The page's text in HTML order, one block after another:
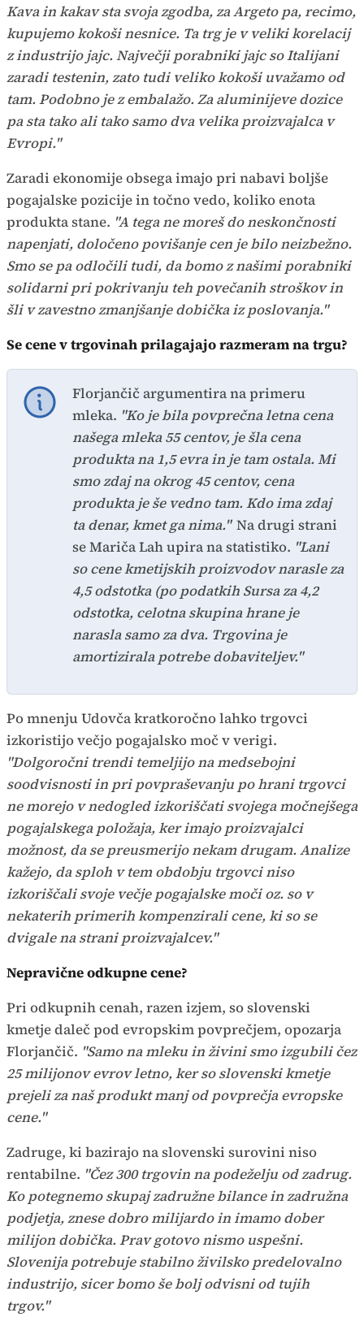
Kava in kakav sta svoja zgodba, za Argeto pa, recimo,
kupujemo kokoši nesnice. Ta trg je v veliki korelacij
z industrijo jajc. Največji porabniki jajc so Italijani
zaradi testenin, zato tudi veliko kokoši uvažamo od
tam. Podobno je z embalažo. Za aluminijeve dozice
pa sta tako ali tako samo dva velika proizvajalca v
Evropi."
Zaradi ekonomije obsega imajo pri nabavi boljše
pogajalske pozicije in točno vedo, koliko enota
produkta stane. "A tega ne moreš do neskončnosti
napenjati, določeno povišanje cen je bilo neizbežno.
Smo se pa odločili tudi, da bomo z našimi porabniki
solidarni pri pokrivanju teh povečanih stroškov in
šli v zavestno zmanjšanje dobička iz poslovanja."
Se cene v trgovinah prilagajajo razmeram na trgu?
Florjančič argumentira na primeru
mleka. "Ko je bila povprečna letna cena
našega mleka 55 centov, je šla cena
produkta na 1,5 evra in je tam ostala. Mi
smo zdaj na okrog 45 centov, cena
produkta je še vedno tam. Kdo ima zdaj
ta denar, kmet ga nima." Na drugi strani
se Mariča Lah upira na statistiko. "Lani
so cene kmetijskih proizvodov narasle za
4,5 odstotka (po podatkih Sursa za 4,2
odstotka, celotna skupina hrane je
narasla samo za dva. Trgovina je
amortizirala potrebe dobaviteljev."
Po mnenju Udovča kratkoročno lahko trgovci
izkoristijo večjo pogajalsko moč v verigi.
"Dolgoročni trendi temeljijo na medsebojni
soodvisnosti in pri povpraševanju po hrani trgovci
ne morejo v nedogled izkoriščati svojega močnejšega
pogajalskega položaja, ker imajo proizvajalci
možnost, da se preusmerijo nekam drugam. Analize
kažejo, da sploh v tem obdobju trgovci niso
izkoriščali svoje večje pogajalske moči oz. so v
nekaterih primerih kompenzirali cene, ki so se
dvigale na strani proizvajalcev."
Nepravične odkupne cene?
Pri odkupnih cenah, razen izjem, so slovenski
kmetje daleč pod evropskim povprečjem, opozarja
Florjančič. "Samo na mleku in živini smo izgubili čez
25 milijonov evrov letno, ker so slovenski kmetje
prejeli za naš produkt manj od povprečja evropske
cene."
Zadruge, ki bazirajo na slovenski surovini niso
rentabilne. "Čez 300 trgovin na podeželju od zadrug.
Ko potegnemo skupaj zadružne bilance in zadružna
podjetja, znese dobro milijardo in imamo dober
milijon dobička. Prav gotovo nismo uspešni.
Slovenija potrebuje stabilno živilsko predelovalno
industrijo, sicer bomo še bolj odvisni od tujih
trgov."